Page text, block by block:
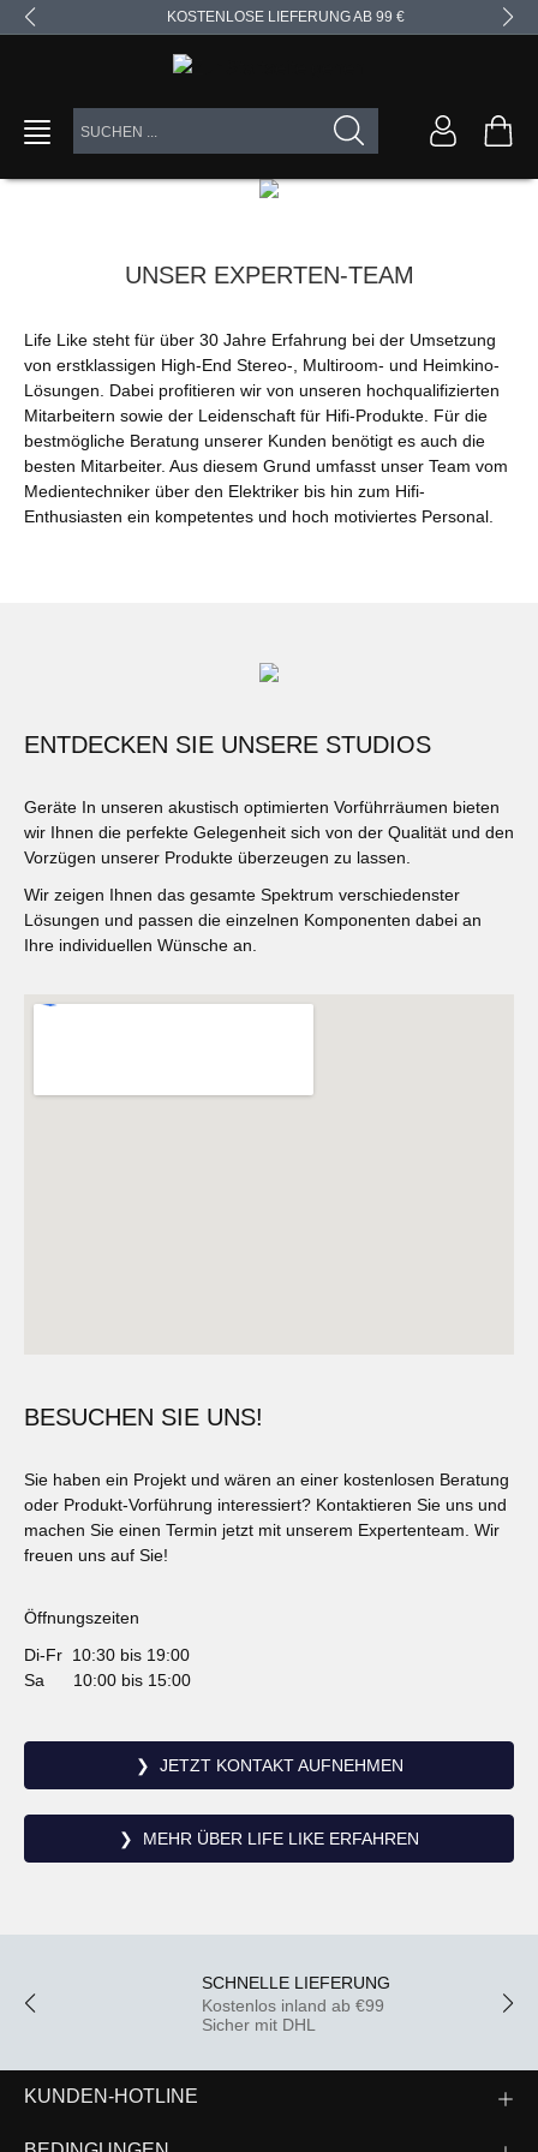
springen KOSTENLOSE LIEFERUNG AB 99 €
UNSER EXPERTEN-TEAM
Life Like steht für über 30 Jahre Erfahrung bei der Umsetzung
von erstklassigen High-End Stereo-, Multiroom- und Heimkino-
Lösungen. Dabei profitieren wir von unseren hochqualifizierten
Mitarbeitern sowie der Leidenschaft für Hifi-Produkte. Für die
bestmögliche Beratung unserer Kunden benötigt es auch die
besten Mitarbeiter. Aus diesem Grund umfasst unser Team vom
Medientechniker über den Elektriker bis hin zum Hifi-
Enthusiasten ein kompetentes und hoch motiviertes Personal.
ENTDECKEN SIE UNSERE STUDIOS
Geräte In unseren akustisch optimierten Vorführräumen bieten
wir Ihnen die perfekte Gelegenheit sich von der Qualität und den
Vorzügen unserer Produkte überzeugen zu lassen.
Wir zeigen Ihnen das gesamte Spektrum verschiedenster
Lösungen und passen die einzelnen Komponenten dabei an
Ihre individuellen Wünsche an.
BESUCHEN SIE UNS!
Sie haben ein Projekt und wären an einer kostenlosen Beratung
oder Produkt-Vorführung interessiert? Kontaktieren Sie uns und
machen Sie einen Termin jetzt mit unserem Expertenteam. Wir
freuen uns auf Sie!
Öffnungszeiten
Di-Fr 10:30 bis 19:00
Sa 10:00 bis 15:00
❯ JETZT KONTAKT AUFNEHMEN
❯ MEHR ÜBER LIFE LIKE ERFAHREN
SCHNELLE LIEFERUNG
Kostenlos inland ab €99
Sicher mit DHL
KUNDEN-HOTLINE